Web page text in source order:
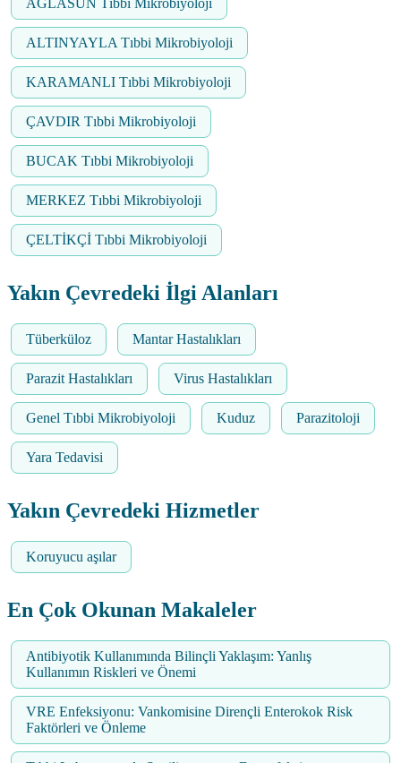
ALTINYAYLA Tıbbi Mikrobiyoloji
KARAMANLI Tıbbi Mikrobiyoloji
ÇAVDIR Tıbbi Mikrobiyoloji
BUCAK Tıbbi Mikrobiyoloji
MERKEZ Tıbbi Mikrobiyoloji
ÇELTİKÇİ Tıbbi Mikrobiyoloji
Yakın Çevredeki İlgi Alanları
Tüberküloz Mantar Hastalıkları
Parazit Hastalıkları Virus Hastalıkları
Genel Tıbbi Mikrobiyoloji Kuduz Parazitoloji
Yara Tedavisi
Yakın Çevredeki Hizmetler
Koruyucu aşılar
En Çok Okunan Makaleler
Antibiyotik Kullanımında Bilinçli Yaklaşım: Yanlış
Kullanımın Riskleri ve Önemi
VRE Enfeksiyonu: Vankomisine Dirençli Enterokok Risk
Faktörleri ve Önleme